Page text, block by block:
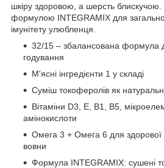
шкіру здоровою, а шерсть блискучою.
формулою INTEGRAMIX для
імунітету улюбленця.
32/15 – збалансована формула
годування
М'ясні інгредієнти 1 у складі
Суміш токоферолів як
Вітаміни D3, E, B1, B5,
амінокислоти
Омега 3 + Омега 6 для здорової
вовни
Формула INTEGRAMIX: сушені